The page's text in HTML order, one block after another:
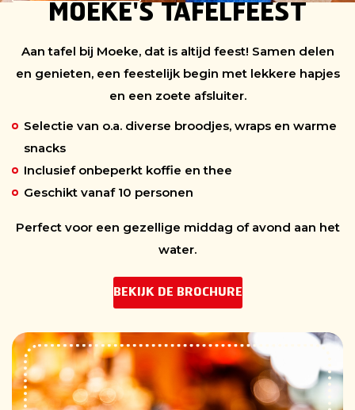
MOEKE'S TAFELFEEST
Aan tafel bij Moeke, dat is altijd feest! Samen delen
en genieten, een feestelijk begin met lekkere hapjes
en een zoete afsluiter.
Selectie van o.a. diverse broodjes, wraps en warme
snacks
Inclusief onbeperkt koffie en thee
Geschikt vanaf 10 personen
Perfect voor een gezellige middag of avond aan het
water.
BEKIJK DE BROCHURE